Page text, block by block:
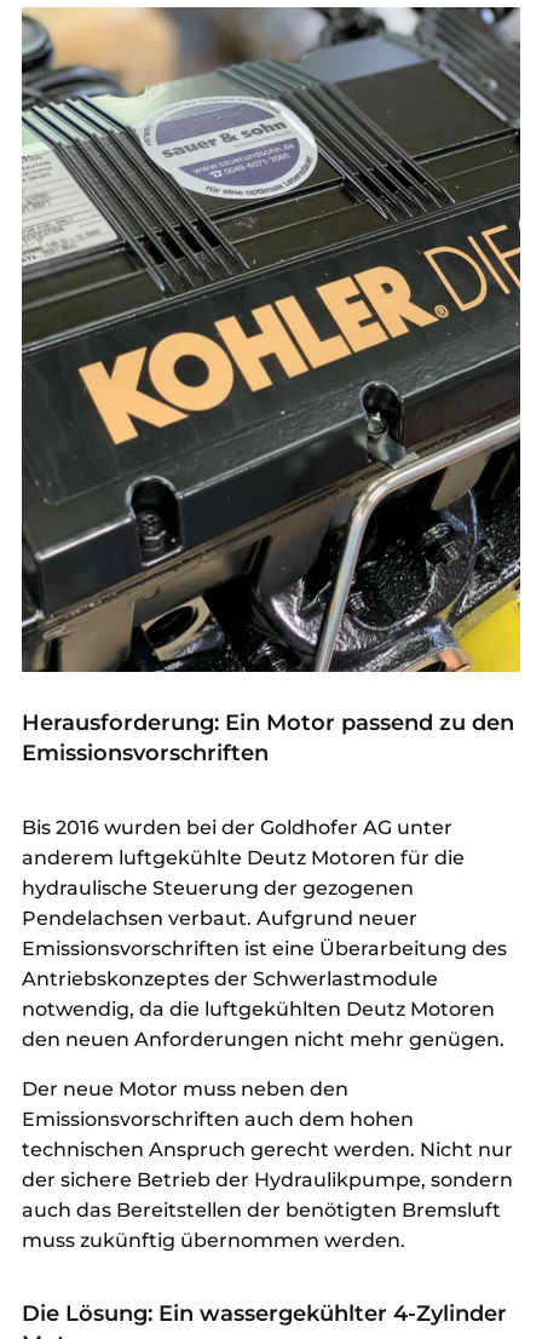
Herausforderung: Ein Motor passend zu den
Emissionsvorschriften
Bis 2016 wurden bei der Goldhofer AG unter
anderem luftgekühlte Deutz Motoren für die
hydraulische Steuerung der gezogenen
Pendelachsen verbaut. Aufgrund neuer
Emissionsvorschriften ist eine Überarbeitung des
Antriebskonzeptes der Schwerlastmodule
notwendig, da die luftgekühlten Deutz Motoren
den neuen Anforderungen nicht mehr genügen.
Der neue Motor muss neben den
Emissionsvorschriften auch dem hohen
technischen Anspruch gerecht werden. Nicht nur
der sichere Betrieb der Hydraulikpumpe, sondern
auch das Bereitstellen der benötigten Bremsluft
muss zukünftig übernommen werden.
Die Lösung: Ein wassergekühlter 4-Zylinder